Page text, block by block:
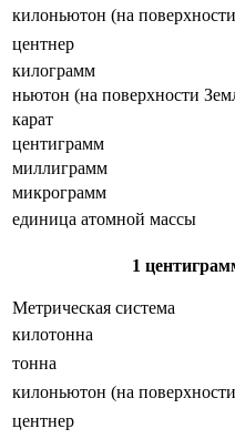
килоньютон (на
центнер
килограмм
ньютон (на поверхности
карат
центиграмм
миллиграмм
микрограмм
единица атомной массы
1
Метрическая система
килотонна
тонна
килоньютон (на
центнер